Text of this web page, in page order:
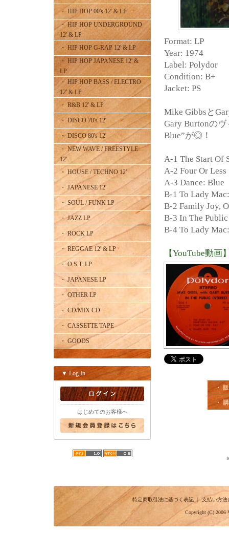
・ HIP HOP 00's 12' & LP
・ HIP HOP UNDERGROUND
12' & LP
・ HIP HOP G-RAP 12' & LP
・ HIP HOP JAPANESE 12' &
LP
・ HIP HOP BASS / ELECTRO
12' & LP
・ R&B 12' & LP
・ DISCO 70's 12'
・ DISCO 80's 12'
・ NEW WAVE / FREESTYLE
12'
・ HOUSE / TECHNO 12'
・ JAPANESE 12'
・ SOUL / FUNK LP
・ JAZZ LP
・ ROCK LP
・ REGGAE 12' & LP
・ O.S.T. LP
・ JAPANESE LP
・ OTHER LP
・ CD/MIX CD
・ CASSETTE TAPE
・ GOODS
▼ Log In
はじめてのお客様へ
Format: LP
Year: 1974
Label: Polydor
Condition: B+
Jacket: PS
Mike Gibbsと
Gary Burtonの
Blue”が◎！
A-1 The Start Of
A-2 Four Or Less
A-3 Dance: Blue
B-1 To Lady
B-2 Family Joy,
B-3 In The
B-4 To Lady
【YouTube動画
・
・
特定商取引法に基づく表記｜支払い方法
Copyright (C) 2006